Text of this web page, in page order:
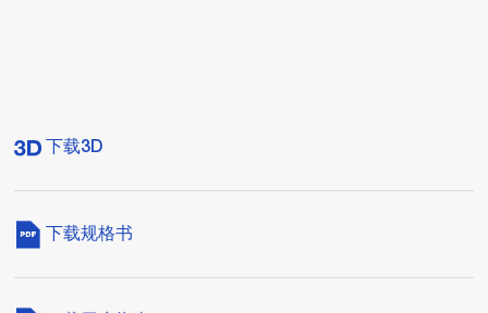
下载3D
下载规格书